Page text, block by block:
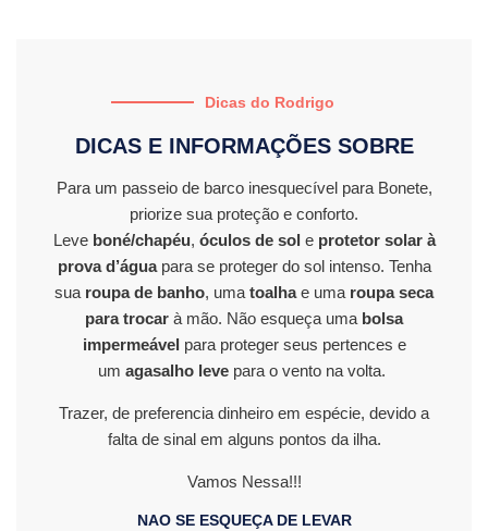
Dicas do Rodrigo
DICAS E INFORMAÇÕES SOBRE
Para um passeio de barco inesquecível para Bonete,
priorize sua proteção e conforto.
Leve boné/chapéu, óculos de sol e protetor solar à
prova d’águapara se proteger do sol intenso. Tenha
sua roupa de banho, uma toalhae uma roupa seca
para trocar à mão. Não esqueça uma bolsa
impermeável para proteger seus pertences e
um agasalho leve para o vento na volta.
Trazer, de preferencia dinheiro em espécie, devido a
falta de sinal em alguns pontos da ilha.
Vamos Nessa!!!
NAO SE ESQUEÇA DE LEVAR